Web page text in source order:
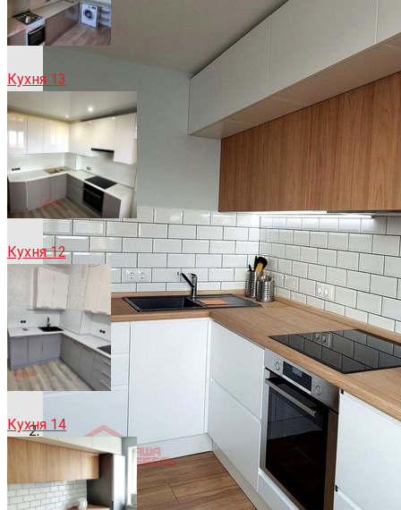
Кухня 13
Кухня 12
Кухня 14